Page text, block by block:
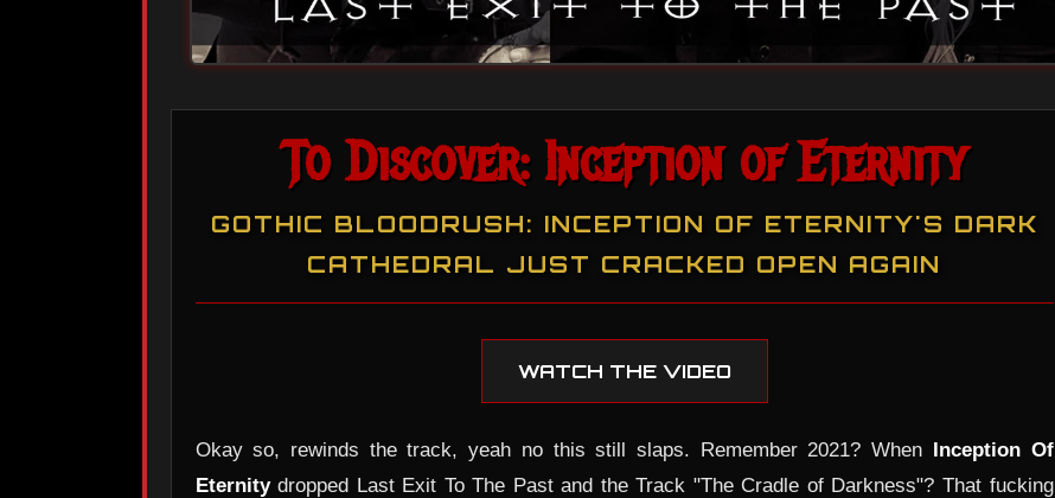
To Discover: Inception of Eternity
GOTHIC BLOODRUSH: INCEPTION OF ETERNITY'S DARK
CATHEDRAL JUST CRACKED OPEN AGAIN
WATCH THE VIDEO
Okay so, rewinds the track, yeah no this still slaps. Remember 2021? When Inception Of
Eternitydropped Last Exit To The Past and the Track "The Cradle of Darkness"? That fucking